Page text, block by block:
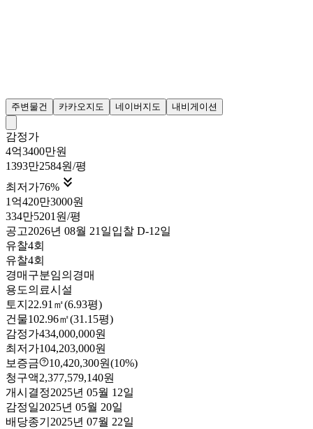
주변물건 카카오지도 네이버지도 내비게이션
감정가
4억3400만원
1393만2584원/평
최저가76% 
1억420만3000원
334만5201원/평
공고2026년 08월 21일입찰 D-12일
유찰4회
유찰4회
경매구분임의경매
용도의료시설
토지 22.91㎡(6.93평)
건물102.96㎡(31.15평)
감정가434,000,000원
최저가104,203,000원
보증금
10,420,300원(10%)
청구액2,377,579,140원
개시결정2025년 05월 12일
감정일2025년 05월 20일
배당종기 2025년 07월 22일